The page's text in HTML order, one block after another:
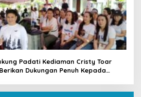
Padati Kediaman Cristy Toar
Dukungan Penuh Kepada